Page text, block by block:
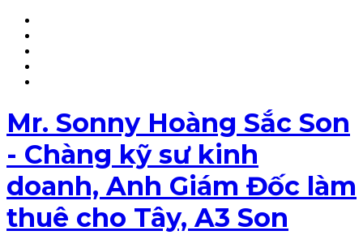
Mr. Sonny Hoàng Sắc Son
- Chàng kỹ sư kinh
doanh, Anh Giám Đốc làm
thuê cho Tây, A3 Son